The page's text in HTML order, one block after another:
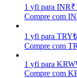
Estacamento
Altos retornos e
1 yfi para INR₹
Compre com
1 yfi para TRY₺
Compre com
1 yfi para KRW
Compre com